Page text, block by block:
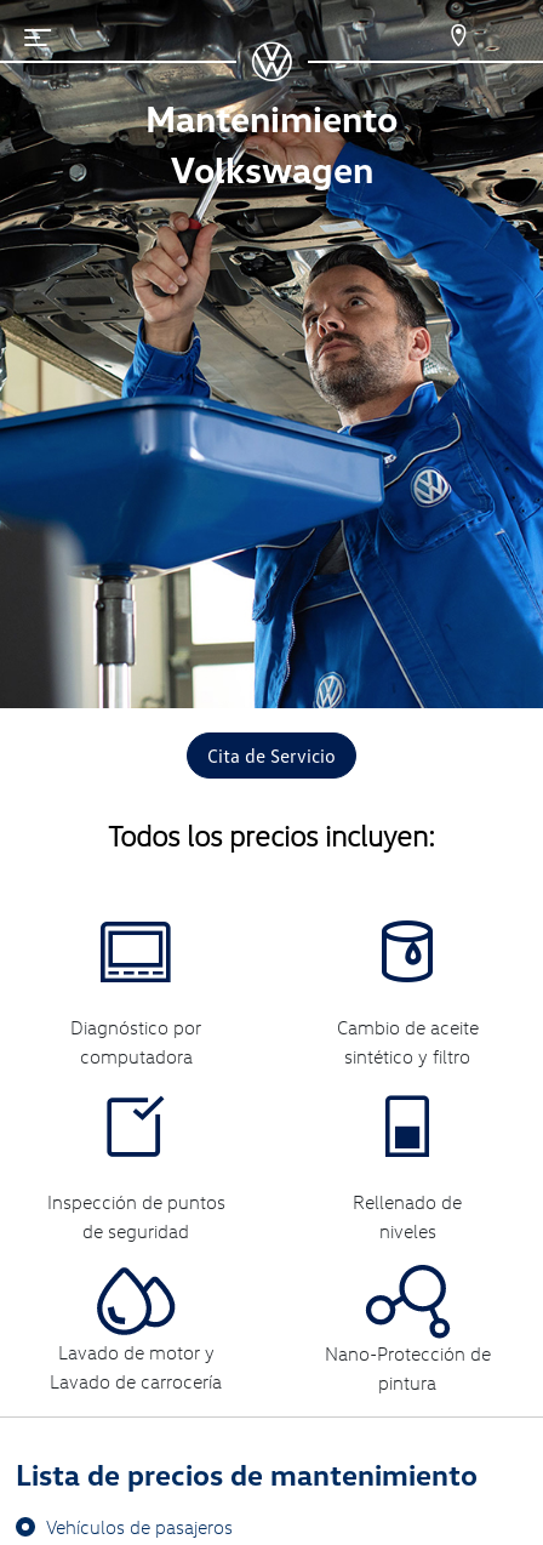
Mantenimiento
Volkswagen
Cita de Servicio
Todos los precios incluyen:
Diagnóstico por
computadora
Cambio de aceite
sintético y filtro
Inspección de puntos
de seguridad
Rellenado de
niveles
Lavado de motor y
Lavado de carrocería
Nano-Protección de
pintura
Lista de precios de mantenimiento
Vehículos de pasajeros